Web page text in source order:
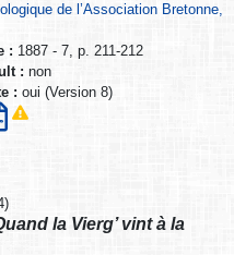
de l’Association Bretonne,
: 1887 - 7, p. 211-212
: non
: oui (Version 8)
la Vierg’ vint à la